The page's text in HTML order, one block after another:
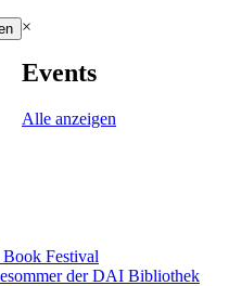
×
Events
Alle anzeigen
Book Festival
der DAI Bibliothek